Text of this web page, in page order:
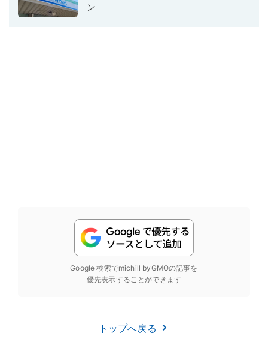
ン
Google 検索でmichill byGMOの記事を
優先表示することができます
トップへ戻る